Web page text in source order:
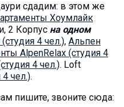
сдадим: в этом же
Хоумлайк
2 Корпус на одном
4 чел.), Альпен
AlpenRelax (студия 4
4 чел.). Loft
чел.).
пишите, звоните сюда: